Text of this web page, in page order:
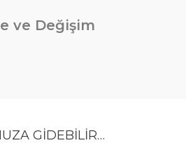
ve Değişim
GIDEBILIR…